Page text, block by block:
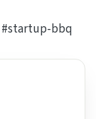
#startup-bbq